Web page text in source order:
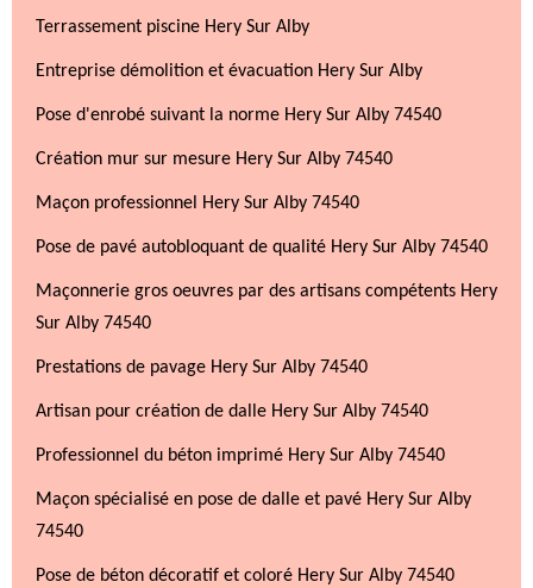
Terrassement piscine Hery Sur Alby
Entreprise démolition et évacuation Hery Sur Alby
Pose d'enrobé suivant la norme Hery Sur Alby 74540
Création mur sur mesure Hery Sur Alby 74540
Maçon professionnel Hery Sur Alby 74540
Pose de pavé autobloquant de qualité Hery Sur Alby 74540
Maçonnerie gros oeuvres par des artisans compétents Hery
Sur Alby 74540
Prestations de pavage Hery Sur Alby 74540
Artisan pour création de dalle Hery Sur Alby 74540
Professionnel du béton imprimé Hery Sur Alby 74540
Maçon spécialisé en pose de dalle et pavé Hery Sur Alby
74540
Pose de béton décoratif et coloré Hery Sur Alby 74540